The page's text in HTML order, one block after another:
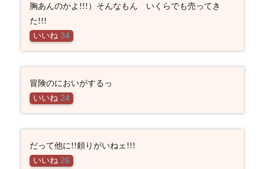
胸あんのかよ!!!）そんなもん いくらでも売ってき
た!!!
いいね 34
冒険のにおいがするっ
いいね 24
だって他に!!頼りがいねェ!!!
いいね 26